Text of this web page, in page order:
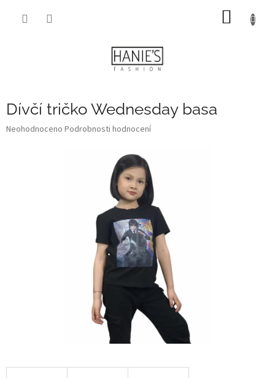
Dívčí tričko Wednesday basa
Průměrné
Neohodnoceno Podrobnosti hodnocení